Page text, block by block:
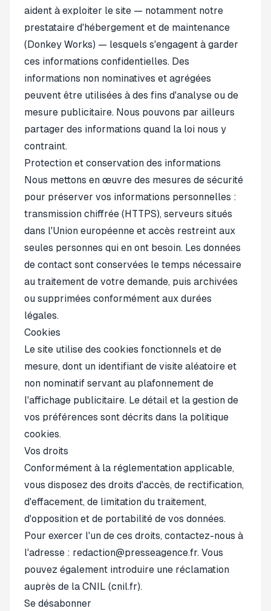
aident à exploiter le site — notamment notre
prestataire d'hébergement et de maintenance
(Donkey Works) — lesquels s'engagent à garder
ces informations confidentielles. Des
informations non nominatives et agrégées
peuvent être utilisées à des fins d'analyse ou de
mesure publicitaire. Nous pouvons par ailleurs
partager des informations quand la loi nous y
contraint.
Protection et conservation des informations
Nous mettons en œuvre des mesures de sécurité
pour préserver vos informations personnelles :
transmission chiffrée (HTTPS), serveurs situés
dans l'Union européenne et accès restreint aux
seules personnes qui en ont besoin. Les données
de contact sont conservées le temps nécessaire
au traitement de votre demande, puis archivées
ou supprimées conformément aux durées
légales.
Cookies
Le site utilise des cookies fonctionnels et de
mesure, dont un identifiant de visite aléatoire et
non nominatif servant au plafonnement de
l'affichage publicitaire. Le détail et la gestion de
vos préférences sont décrits dans la politique
cookies.
Vos droits
Conformément à la réglementation applicable,
vous disposez des droits d'accès, de rectification,
d'effacement, de limitation du traitement,
d'opposition et de portabilité de vos données.
Pour exercer l'un de ces droits, contactez-nous à
l'adresse : redaction@presseagence.fr. Vous
pouvez également introduire une réclamation
auprès de la CNIL (cnil.fr).
Se désabonner